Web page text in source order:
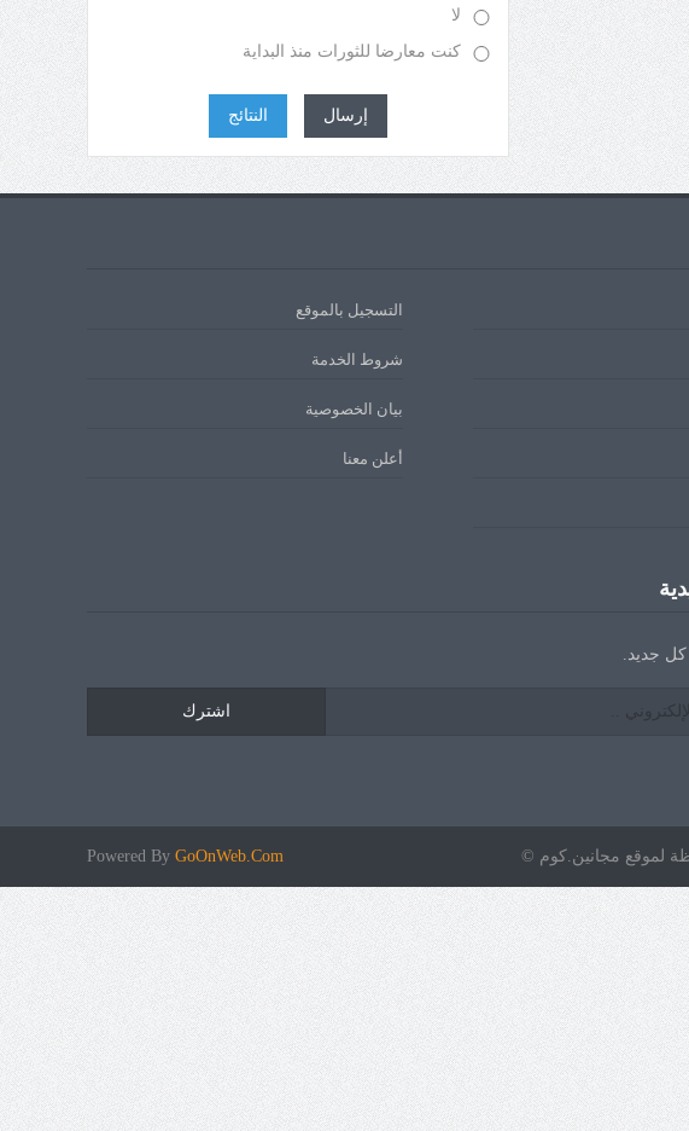
كنت معارضا للثورات منذ البداية
إرسال النتائج
اشترك
لموقع مجانين.كوم © Powered ByGoOnWeb.Com